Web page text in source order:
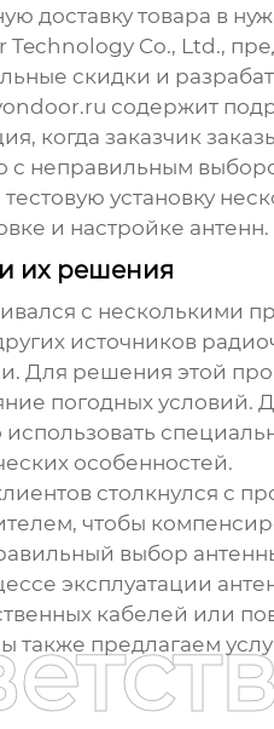
доставку товара в
Co., Ltd.,
скидки и
содержит
когда заказчик
с неправильным
установку
и настройке антенн.
их решения
с несколькими
источников
Для решения этой
погодных условий.
особенностей.
столкнулся с
чтобы
выбор
эксплуатации
кабелей или
также предлагаем